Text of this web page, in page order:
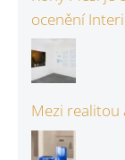
ocenění
Mezi realitou